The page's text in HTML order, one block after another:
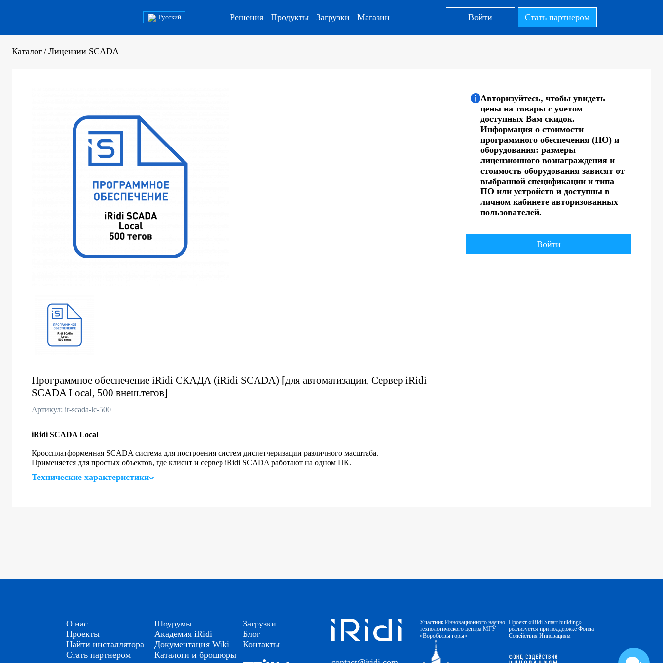
Русский Решения Продукты Загрузки Магазин Войти Стать партнером
Каталог / Лицензии SCADA
Программное обеспечение iRidi СКАДА (iRidi SCADA) [для автоматизации, Сервер iRidi
SCADA Local, 500 внеш.тегов]
Артикул: ir-scada-lc-500
iRidi SCADA Local
Кроссплатформенная SCADA система для построения систем диспетчеризации различного масштаба.
Применяется для простых объектов, где клиент и сервер iRidi SCADA работают на одном ПК.
Технические характеристики
Авторизуйтесь, чтобы увидеть
цены на товары с учетом
доступных Вам скидок.
Информация о стоимости
программного обеспечения (ПО) и
оборудования: размеры
лицензионного вознаграждения и
стоимость оборудования зависят от
выбранной спецификации и типа
ПО или устройств и доступны в
личном кабинете авторизованных
пользователей.
Войти
О нас
Проекты
Найти инсталлятора
Стать партнером
Шоурумы
Академия iRidi
Документация Wiki
Каталоги и брошюры
Загрузки
Блог
Контакты
Участник Инновационного научно-
технологического центра МГУ
«Воробьевы горы»
Проект «iRidi Smart building»
реализуется при поддержке Фонда
Содействия Инновациям